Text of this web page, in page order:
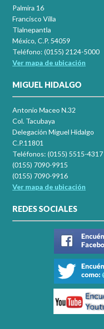
Palmira 16
Francisco Villa
Tlalnepantla
México, C.P. 54059
Teléfono: (0155) 2124-5000
Ver mapa de ubicación
MIGUEL HIDALGO
Antonio Maceo N.32
Col. Tacubaya
Delegación Miguel Hidalgo
C.P.11801
Teléfonos: (0155) 5515-4317
(0155) 7090-9915
(0155) 7090-9916
Ver mapa de ubicación
REDES SOCIALES